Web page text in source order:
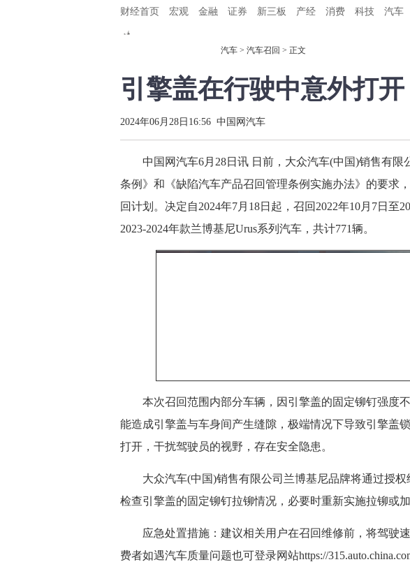
财经首页 宏观 金融 证券 新三板 产经 消费 科技 汽车
汽车 > 汽车召回 > 正文
引擎盖在行驶中意外打
2024年06月28日16:56 中国网汽车
中国网汽车6月28日讯 日前，大众汽车(中国)销售有限
条例》和《缺陷汽车产品召回管理条例实施办法》的要求
回计划。决定自2024年7月18日起，召回2022年10月7日至
2023-2024年款兰博基尼Urus系列汽车，共计771辆。
本次召回范围内部分车辆，因引擎盖的固定铆钉强度不
能造成引擎盖与车身间产生缝隙，极端情况下导致引擎盖
打开，干扰驾驶员的视野，存在安全隐患。
大众汽车(中国)销售有限公司兰博基尼品牌将通过授权
检查引擎盖的固定铆钉拉铆情况，必要时重新实施拉铆或
应急处置措施：建议相关用户在召回维修前，将驾驶速
费者如遇汽车质量问题也可登录网站https://